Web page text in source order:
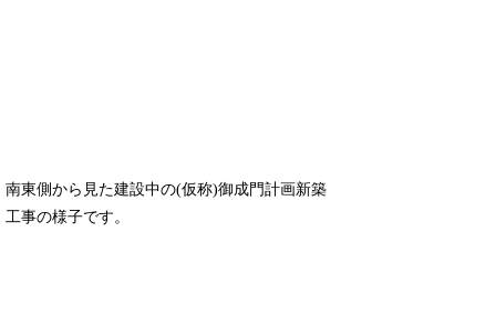
南東側から見た建設中の(仮称)御成門計画新築
工事の様子です。